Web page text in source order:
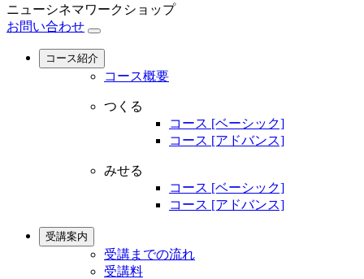
ニューシネマワークショップ
お問い合わせ
コース紹介
コース概要
つくる
コース [ベーシック]
コース [アドバンス]
みせる
コース [ベーシック]
コース [アドバンス]
受講案内
受講までの流れ
受講料